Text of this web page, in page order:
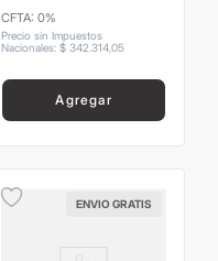
CFTA: 0%
Precio sin Impuestos
Nacionales: $ 342 31405
Agregar
ENVIO GRATIS